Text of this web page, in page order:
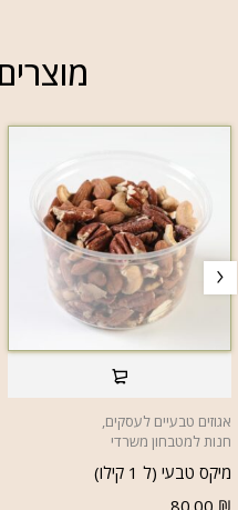
אגוזים טבעיים לעסקים,
חנות למטבחון משרדי
מיקס טבעי (ל 1 קילו)